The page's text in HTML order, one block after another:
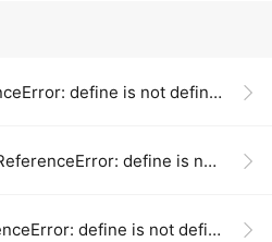
define is not defined
define is not defined
define is not defined